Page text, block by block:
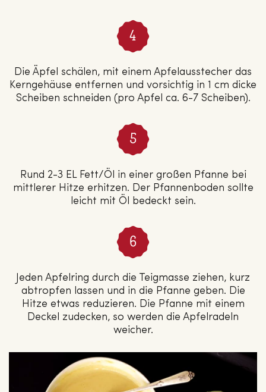
Die Äpfel schälen, mit einem Apfelausstecher das
Kerngehäuse entfernen und vorsichtig in 1 cm dicke
Scheiben schneiden (pro Apfel ca. 6-7 Scheiben).
Rund 2-3 EL Fett/Öl in einer großen Pfanne bei
mittlerer Hitze erhitzen. Der Pfannenboden sollte
leicht mit Öl bedeckt sein.
Jeden Apfelring durch die Teigmasse ziehen, kurz
abtropfen lassen und in die Pfanne geben. Die
Hitze etwas reduzieren. Die Pfanne mit einem
Deckel zudecken, so werden die Apfelradeln
weicher.